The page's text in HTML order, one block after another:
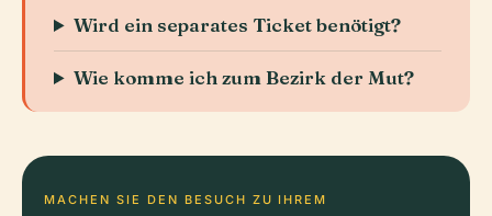
Wird ein separates Ticket benötigt?
Wie komme ich zum Bezirk der Mut?
MACHEN SIE DEN BESUCH ZU IHREM